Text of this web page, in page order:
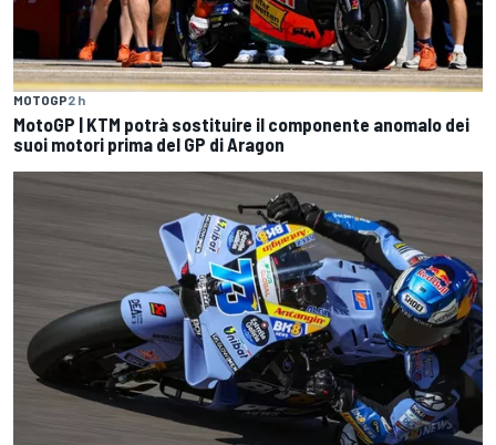
MOTOGP2 h
MotoGP | KTM potrà sostituire il componente anomalo dei
suoi motori prima del GP di Aragon